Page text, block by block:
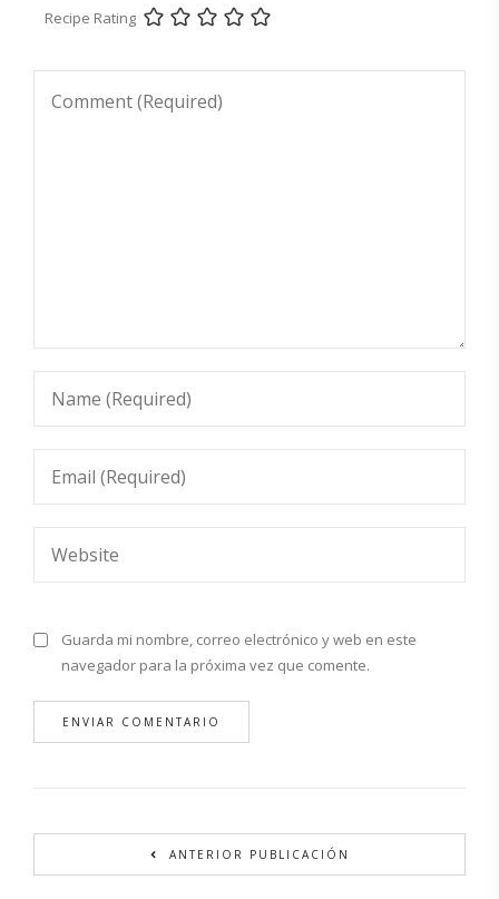
Recipe Rating
Guarda mi nombre, correo electrónico y web en este
navegador para la próxima vez que comente.
ANTERIOR PUBLICACIÓN